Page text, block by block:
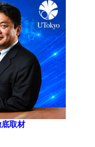
取材